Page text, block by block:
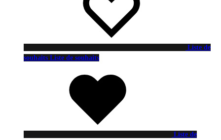
Liste de
souhaits Liste de souhaits
Liste de